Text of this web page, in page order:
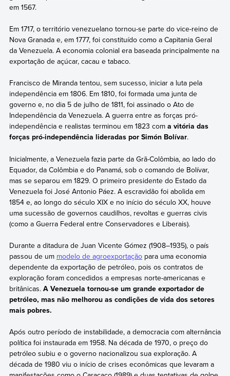
em 1567.
Em 1717, o território venezuelano tornou-se parte do vice-reino de
Nova Granada e, em 1777, foi constituído como a Capitania Geral
da Venezuela. A economia colonial era baseada principalmente na
exportação de açúcar, cacau e tabaco.
Francisco de Miranda tentou, sem sucesso, iniciar a luta pela
independência em 1806. Em 1810, foi formada uma junta de
governo e, no dia 5 de julho de 1811, foi assinado o Ato de
Independência da Venezuela. A guerra entre as forças pró-
independência e realistas terminou em 1823 com a vitória das
forças pró-independência lideradas por Simón Bolívar.
Inicialmente, a Venezuela fazia parte da Grã-Colômbia, ao lado do
Equador, da Colômbia e do Panamá, sob o comando de Bolívar,
mas se separou em 1829. O primeiro presidente do Estado da
Venezuela foi José Antonio Páez. A escravidão foi abolida em
1854 e, ao longo do século XIX e no início do século XX, houve
uma sucessão de governos caudilhos, revoltas e guerras civis
(como a Guerra Federal entre Conservadores e Liberais).
Durante a ditadura de Juan Vicente Gómez (1908–1935), o país
passou de um modelo de agroexportaçãopara uma economia
dependente da exportação de petróleo, pois os contratos de
exploração foram concedidos a empresas norte-americanas e
britânicas. A Venezuela tornou-se um grande exportador de
petróleo, mas não melhorou as condições de vida dos setores
mais pobres.
Após outro período de instabilidade, a democracia com alternância
política foi instaurada em 1958. Na década de 1970, o preço do
petróleo subiu e o governo nacionalizou sua exploração. A
década de 1980 viu o início de crises econômicas que levaram a